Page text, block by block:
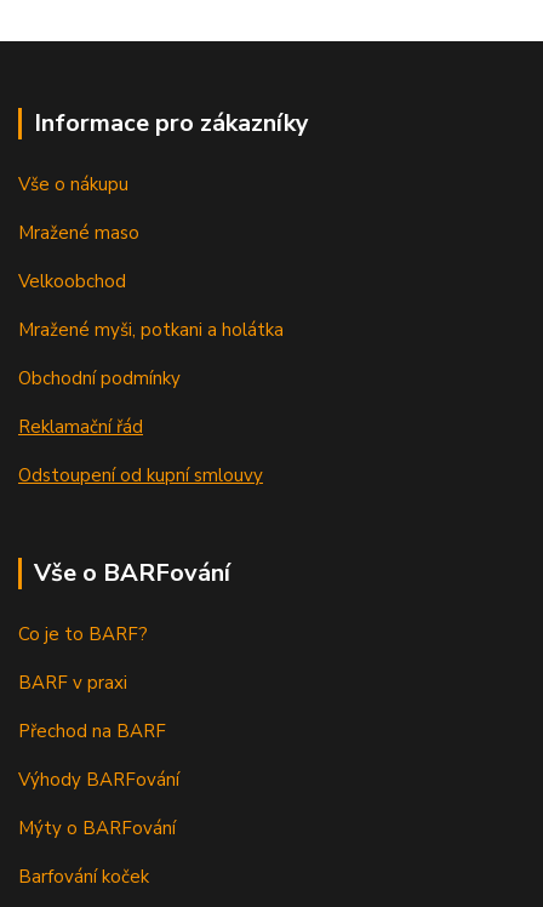
Informace pro zákazníky
Vše o nákupu
Mražené maso
Velkoobchod
Mražené myši, potkani a holátka
Obchodní podmínky
Reklamační řád
Odstoupení od kupní smlouvy
Vše o BARFování
Co je to BARF?
BARF v praxi
Přechod na BARF
Výhody BARFování
Mýty o BARFování
Barfování koček